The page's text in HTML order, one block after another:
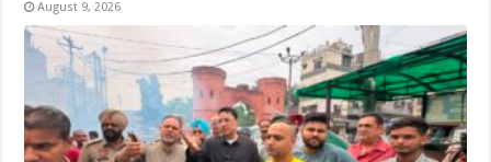
August 9, 2026